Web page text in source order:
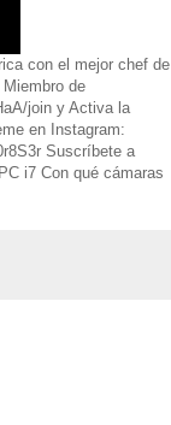
con el mejor chef de
de
join y Activa la
en Instagram:
Suscríbete a
i7 Con qué cámaras